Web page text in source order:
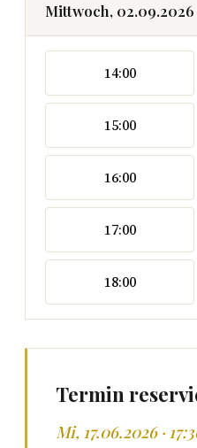
Mittwoch, 02.09.2026
14:00
15:00
16:00
17:00
18:00
Termin
Mi, 17.06.2026 ·